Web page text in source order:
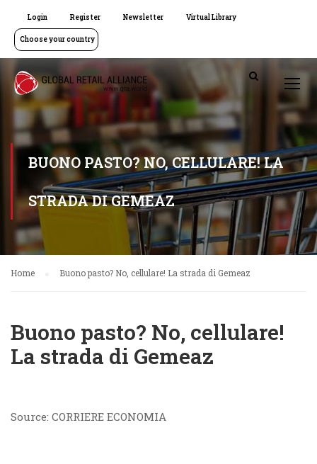
Login Register Newsletter Virtual Library
Choose your country
BUONO PASTO? NO, CELLULARE! LA
STRADA DI GEMEAZ
Home Buono pasto? No, cellulare! La strada di Gemeaz
Buono pasto? No, cellulare!
La strada di Gemeaz
Source: CORRIERE ECONOMIA